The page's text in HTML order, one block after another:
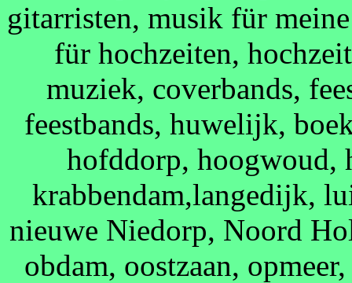
gitarristen, musik für
für hochzeiten,
muziek, coverbands,
feestbands, huwelijk,
hofddorp,
krabbendam,langedijk,
nieuwe Niedorp, Noord
obdam, oostzaan,